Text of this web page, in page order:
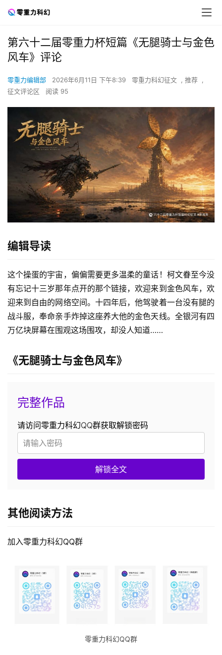
第六十二届零重力杯短篇《无腿骑士与金色
风车》评论
零重力编辑部 2026年6月11日 下午8:39 零重力科幻征文 , 推荐
,
征文评论区
阅读 95
编辑导读
这个操蛋的宇宙，偏偏需要更多温柔的童话！柯文眷至今没
有忘记十三岁那年点开的那个链接，欢迎来到金色风车，欢
迎来到自由的网络空间。十四年后，他驾驶着一台没有腿的
战斗服，奉命亲手炸掉这座养大他的金色天线。全银河有四
万亿块屏幕在围观这场围攻，却没人知道……
《无腿骑士与金色风车》
完整作品
请访问零重力科幻QQ群获取解锁密码
解锁全文
其他阅读方法
加入零重力科幻QQ群
零重力科幻QQ群